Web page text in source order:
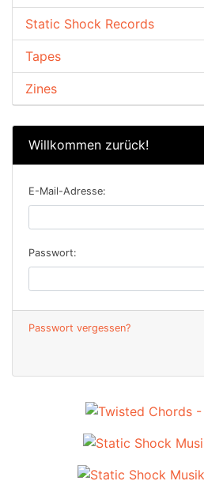
Static Shock Records
Tapes
Zines
Willkommen zurück!
E-Mail-Adresse:
Passwort:
Passwort vergessen?